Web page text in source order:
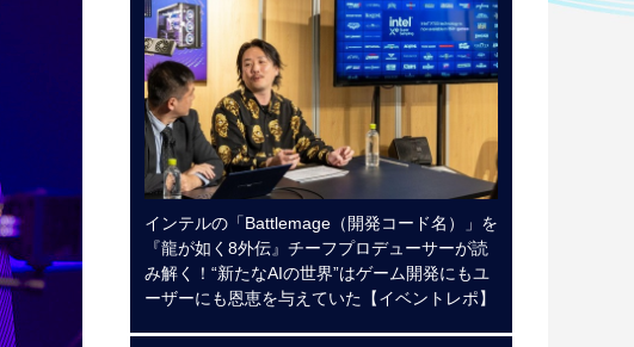
インテルの「Battlemage（開発コード名）」を
『龍が如く8外伝』チーフプロデューサーが読
み解く！“新たなAIの世界”はゲーム開発にもユ
ーザーにも恩恵を与えていた【イベントレポ】